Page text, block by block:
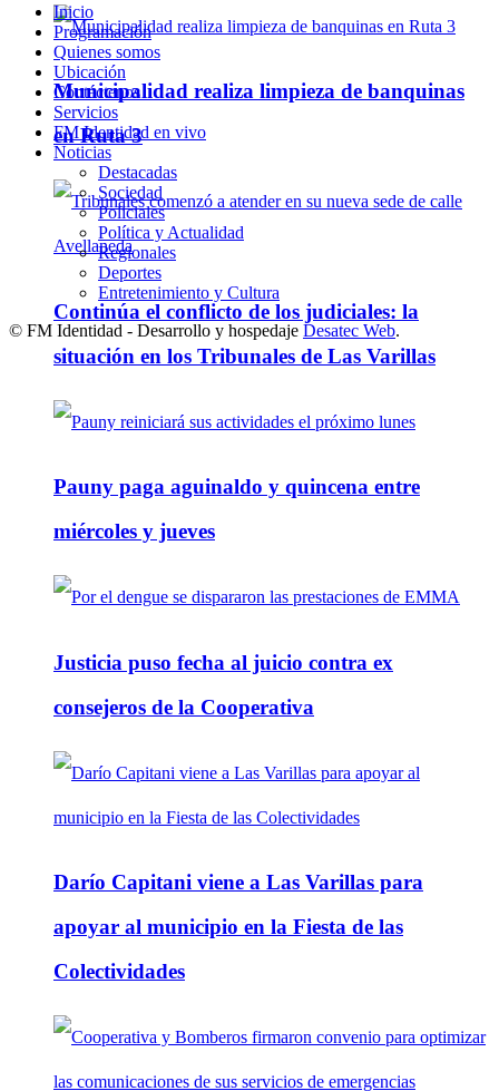
Municipalidad realiza limpieza de banquinas
en Ruta 3
Continúa el conflicto de los judiciales: la
situación en los Tribunales de Las Varillas
Pauny paga aguinaldo y quincena entre
miércoles y jueves
Justicia puso fecha al juicio contra ex
consejeros de la Cooperativa
Darío Capitani viene a Las Varillas para
apoyar al municipio en la Fiesta de las
Colectividades
Inicio
Programación
Quienes somos
Ubicación
Contáctenos
Servicios
FM Identidad en vivo
Noticias
Destacadas
Sociedad
Policiales
Política y Actualidad
Regionales
Deportes
Entretenimiento y Cultura
© FM Identidad - Desarrollo y hospedaje Desatec Web.